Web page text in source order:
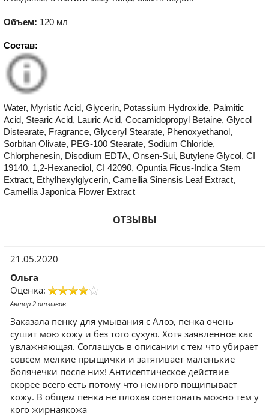
Объем: 120 мл
Состав:
Water, Myristic Acid, Glycerin, Potassium Hydroxide, Palmitic
Acid, Stearic Acid, Lauric Acid, Cocamidopropyl Betaine, Glycol
Distearate, Fragrance, Glyceryl Stearate, Phenoxyethanol,
Sorbitan Olivate, PEG-100 Stearate, Sodium Chloride,
Chlorphenesin, Disodium EDTA, Onsen-Sui, Butylene Glycol, CI
19140, 1,2-Hexanediol, CI 42090, Opuntia Ficus-Indica Stem
Extract, Ethylhexylglycerin, Camellia Sinensis Leaf Extract,
Camellia Japonica Flower Extract
ОТЗЫВЫ
21.05.2020
Ольга
Оценка:
Автор 2 отзывов
Заказала пенку для умывания с Алоэ, пенка очень
сушит мою кожу и без того сухую. Хотя заявленное как
увлажняющая. Соглашусь в описании с тем что убирает
совсем мелкие прыщички и затягивает маленькие
болячечки после них! Антисептическое действие
скорее всего есть потому что немного пощипывает
кожу. В общем пенка не плохая советовать можно тем у
кого жирнаякожа